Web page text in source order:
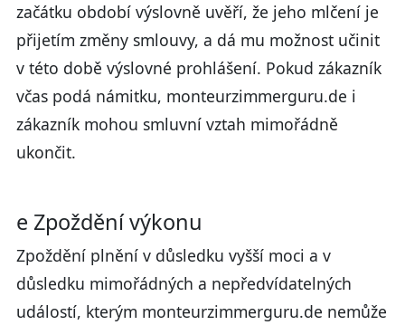
začátku období výslovně uvěří, že jeho mlčení je
přijetím změny smlouvy, a dá mu možnost učinit
v této době výslovné prohlášení. Pokud zákazník
včas podá námitku, monteurzimmerguru.de i
zákazník mohou smluvní vztah mimořádně
ukončit.
e Zpoždění výkonu
Zpoždění plnění v důsledku vyšší moci a v
důsledku mimořádných a nepředvídatelných
událostí, kterým monteurzimmerguru.de nemůže